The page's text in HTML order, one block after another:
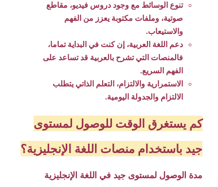
تنوع الوسائط مع وجود دروس فيديو، مقاطع
صوتية، وملفات مكتوبة يعزز من الفهم
والاستيعاب.
دعم اللغة العربية، إن كنت في البداية تماما،
فالمنصات التي تشرح بالعربية قد تساعد على
الفهم السريع.
الاستمرارية والالتزام، التعلم الذاتي يتطلب
الالتزام والجدولة اليومية.
كم يستغرق الوقت للوصول لمستوى
جيد باستخدام منصات اللغة الإنجليزية؟
مدة الوصول لمستوى جيد في اللغة الإنجليزية